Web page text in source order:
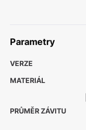
Parametry
VERZE
MATERIÁL
PRŮMĚR ZÁVITU